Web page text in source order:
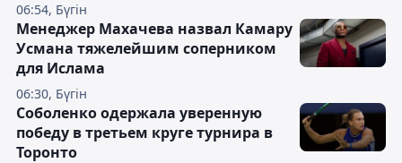
06:54, Бүгін
06:30, Бүгін
Менеджер Махачева назвал Камару
Усмана тяжелейшим соперником
для Ислама
Соболенко одержала уверенную
победу в третьем круге турнира в
Торонто